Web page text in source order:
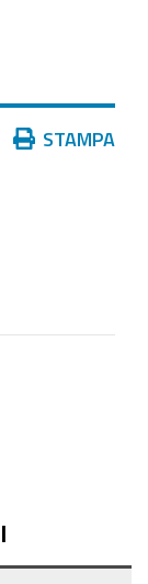
STAMPA